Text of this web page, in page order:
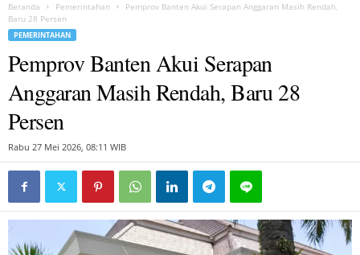
Beranda Pemerintahan
Pemprov Banten Akui Serapan Anggaran Masih Rendah,
Baru 28 Persen
PEMERINTAHAN
Pemprov Banten Akui Serapan
Anggaran Masih Rendah, Baru 28
Persen
Rabu 27 Mei 2026, 08:11 WIB